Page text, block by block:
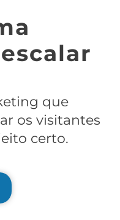
que
os visitantes
certo.